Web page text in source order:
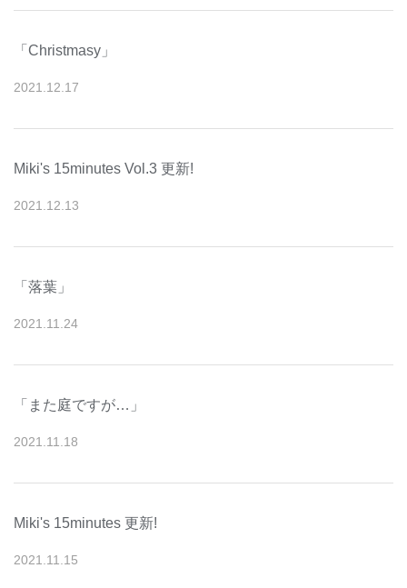
「Christmasy」
2021 12 17
Miki's 15minutes Vol.3 更新!
2021 12 13
「落葉」
2021 11 24
「また庭ですが…」
2021 11 18
Miki's 15minutes 更新!
2021 11 15